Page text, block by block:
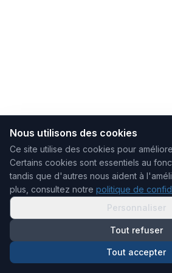
Nous utilisons des cookies
Ce site utilise des cookies pour
Certains cookies sont essentiels au
tandis que d'autres nous aident à
plus, consultez notre politique de
Personnaliser
Tout refuser
Tout accepter